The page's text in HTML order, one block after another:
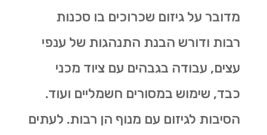
מדובר על גיזום שכרוכים בו סכנות
רבות ודורש הבנת התנהגות של ענפי
עצים, עבודה בגבהים עם ציוד מכני
כבד, שימוש במסורים חשמליים ועוד.
הסיבות לגיזום עם מנוף הן רבות. לעתים